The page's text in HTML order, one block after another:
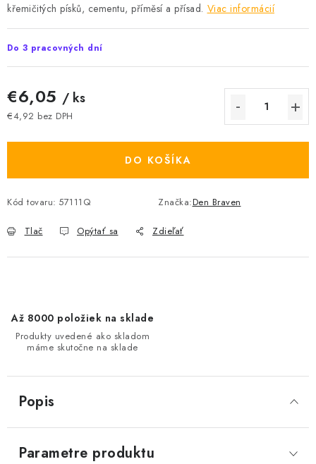
křemičitých písků, cementu, příměsí a přísad. Viac informácií
Do 3 pracovných dní
€6,05 / ks
€4,92 bez DPH
DO KOŠÍKA
Kód tovaru: 57111Q Značka:Den Braven
Tlač Opýtať sa Zdieľať
Až 8000 položiek na sklade
Produkty uvedené ako skladom
máme skutočne na sklade
Popis
Parametre produktu